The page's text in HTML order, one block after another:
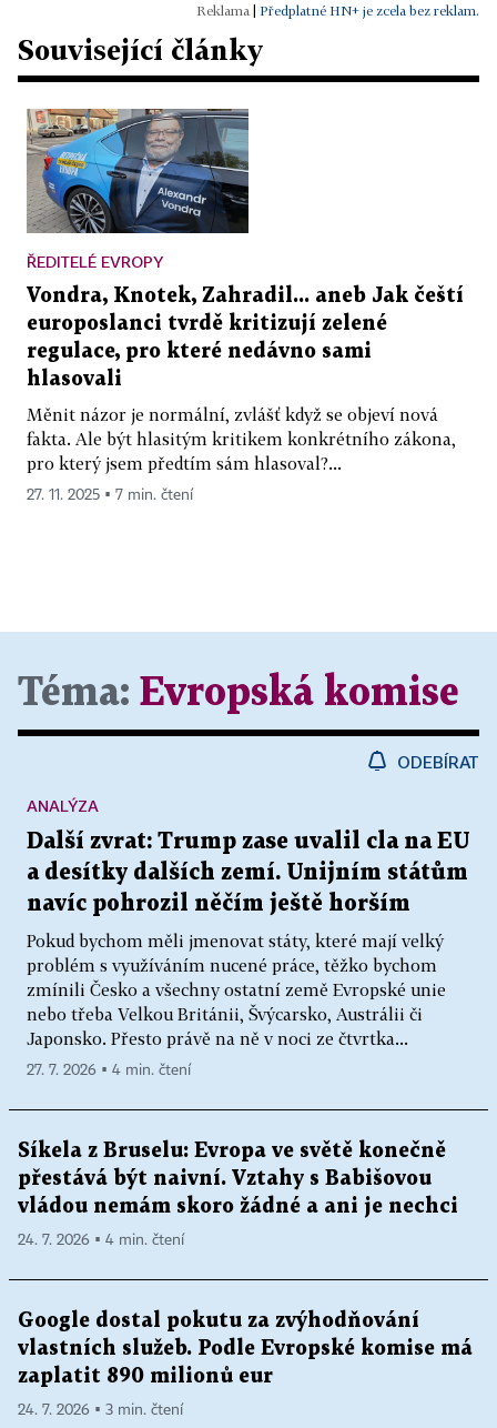
Předplatné HN+ je zcela bez reklam.
Související články
ŘEDITELÉ EVROPY
Vondra, Knotek, Zahradil... aneb Jak čeští
europoslanci tvrdě kritizují zelené
regulace, pro které nedávno sami
hlasovali
Měnit názor je normální, zvlášť když se objeví nová
fakta. Ale být hlasitým kritikem konkrétního zákona,
pro který jsem předtím sám hlasoval?...
27. 11. 2025 ▪ 7 min. čtení
Téma: Evropská komise
ODEBÍRAT
Další zvrat: Trump zase uvalil cla na EU
a desítky dalších zemí. Unijním státům
navíc pohrozil něčím ještě horším
Pokud bychom měli jmenovat státy, které mají velký
problém s využíváním nucené práce, těžko bychom
zmínili Česko a všechny ostatní země Evropské unie
nebo třeba Velkou Británii, Švýcarsko, Austrálii či
Japonsko. Přesto právě na ně v noci ze čtvrtka...
ANALÝZA
27. 7. 2026 ▪ 4 min. čtení
Síkela z Bruselu: Evropa ve světě konečně
přestává být naivní. Vztahy s Babišovou
vládou nemám skoro žádné a ani je nechci
24. 7. 2026 ▪ 4 min. čtení
Google dostal pokutu za zvýhodňování
vlastních služeb. Podle Evropské komise má
zaplatit 890 milionů eur
24. 7. 2026 ▪ 3 min. čtení